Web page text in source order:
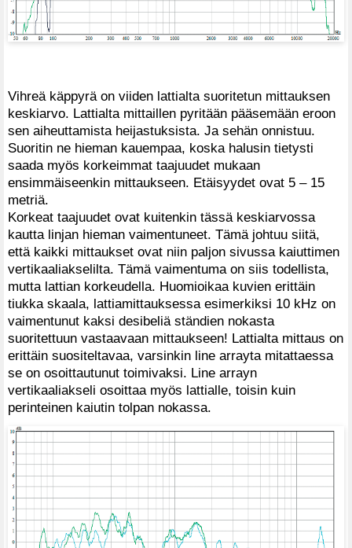
Vihreä käppyrä on viiden lattialta suoritetun mittauksen
keskiarvo. Lattialta mittaillen pyritään pääsemään eroon
sen aiheuttamista heijastuksista. Ja sehän onnistuu.
Suoritin ne hieman kauempaa, koska halusin tietysti
saada myös korkeimmat taajuudet mukaan
ensimmäiseenkin mittaukseen. Etäisyydet ovat 5 – 15
metriä.
Korkeat taajuudet ovat kuitenkin tässä keskiarvossa
kautta linjan hieman vaimentuneet. Tämä johtuu siitä,
että kaikki mittaukset ovat niin paljon sivussa kaiuttimen
vertikaaliakselilta. Tämä vaimentuma on siis todellista,
mutta lattian korkeudella. Huomioikaa kuvien erittäin
tiukka skaala, lattiamittauksessa esimerkiksi 10 kHz on
vaimentunut kaksi desibeliä ständien nokasta
suoritettuun vastaavaan mittaukseen! Lattialta mittaus on
erittäin suositeltavaa, varsinkin line arrayta mitattaessa
se on osoittautunut toimivaksi. Line arrayn
vertikaaliakseli osoittaa myös lattialle, toisin kuin
perinteinen kaiutin tolpan nokassa.